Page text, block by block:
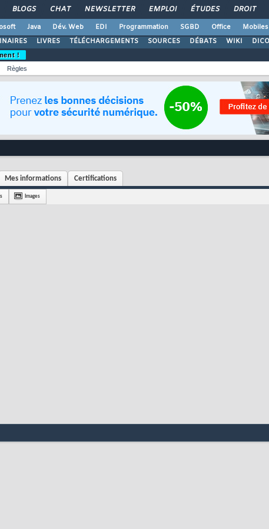
BLOGS CHAT NEWSLETTER EMPLOI ÉTUDES DROIT
Java Dév. Web EDI Programmation SGBD Office Mobiles
LIVRES TÉLÉCHARGEMENTS SOURCES DÉBATS WIKI DICO
!
Règles
Mes informations Certifications
Images